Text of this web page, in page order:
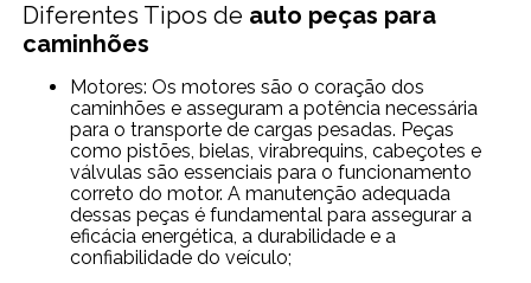
Diferentes Tipos de auto peças para
caminhões
Motores: Os motores são o coração dos
caminhões e asseguram a potência necessária
para o transporte de cargas pesadas. Peças
como pistões, bielas, virabrequins, cabeçotes e
válvulas são essenciais para o funcionamento
correto do motor. A manutenção adequada
dessas peças é fundamental para assegurar a
eficácia energética, a durabilidade e a
confiabilidade do veículo;